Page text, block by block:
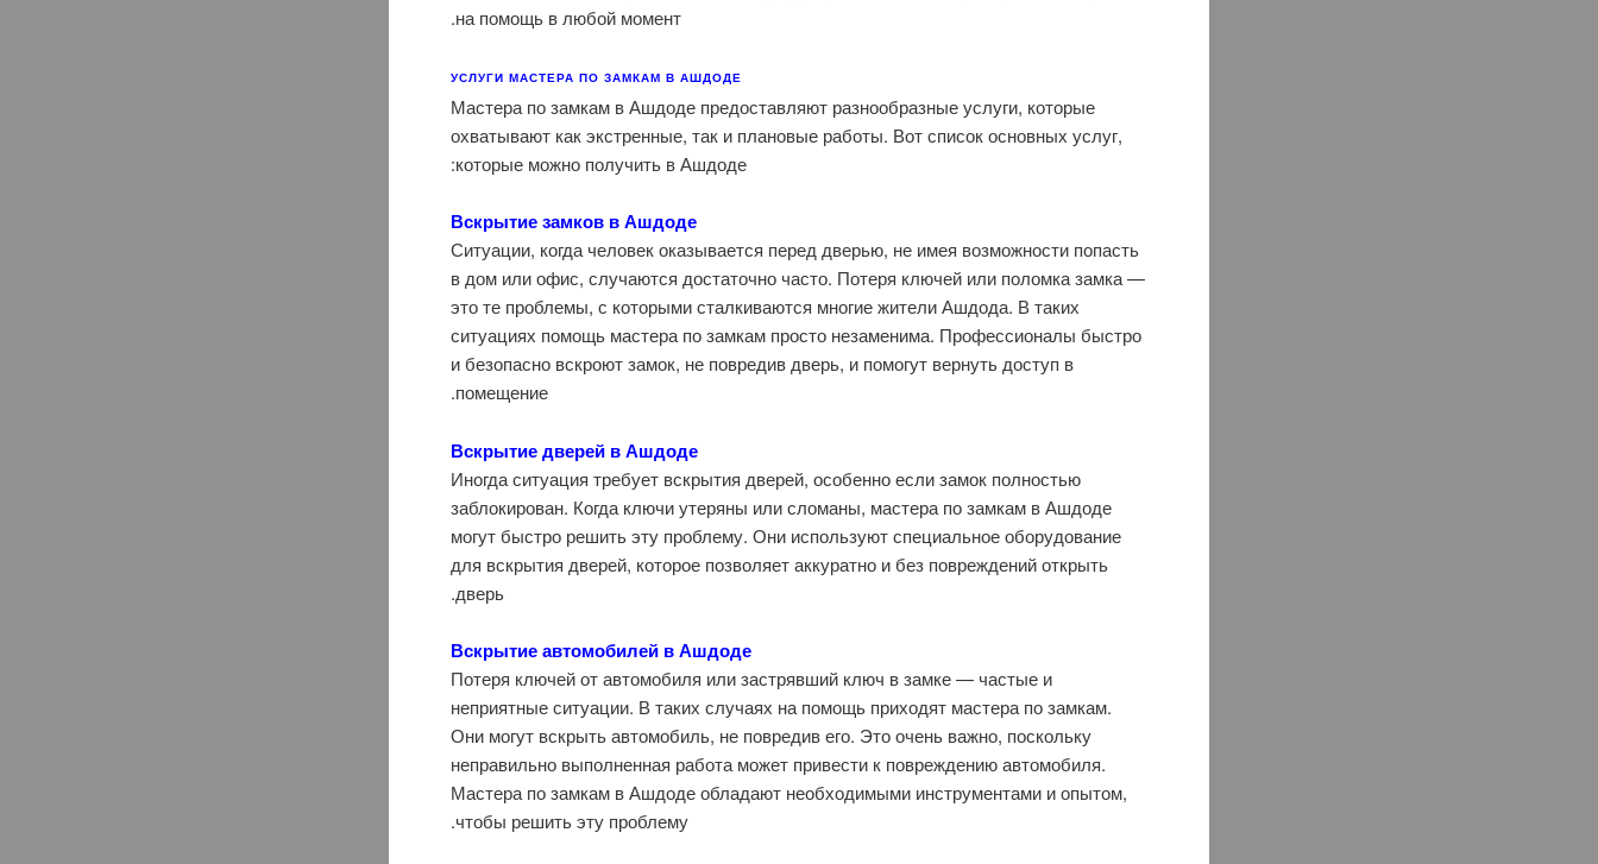
на помощь в любой момент.
УСЛУГИ МАСТЕРА ПО ЗАМКАМ В АШДОДЕ
Мастера по замкам в Ашдоде предоставляют разнообразные услуги, которые
охватывают как экстренные, так и плановые работы. Вот список основных услуг,
которые можно получить в Ашдоде:
Вскрытие замков в Ашдоде
Ситуации, когда человек оказывается перед дверью, не имея возможности попасть
в дом или офис, случаются достаточно часто. Потеря ключей или поломка замка —
это те проблемы, с которыми сталкиваются многие жители Ашдода. В таких
ситуациях помощь мастера по замкам просто незаменима. Профессионалы быстро
и безопасно вскроют замок, не повредив дверь, и помогут вернуть доступ в
помещение.
Вскрытие дверей в Ашдоде
Иногда ситуация требует вскрытия дверей, особенно если замок полностью
заблокирован. Когда ключи утеряны или сломаны, мастера по замкам в Ашдоде
могут быстро решить эту проблему. Они используют специальное оборудование
для вскрытия дверей, которое позволяет аккуратно и без повреждений открыть
дверь.
Вскрытие автомобилей в Ашдоде
Потеря ключей от автомобиля или застрявший ключ в замке — частые и
неприятные ситуации. В таких случаях на помощь приходят мастера по замкам.
Они могут вскрыть автомобиль, не повредив его. Это очень важно, поскольку
неправильно выполненная работа может привести к повреждению автомобиля.
Мастера по замкам в Ашдоде обладают необходимыми инструментами и опытом,
чтобы решить эту проблему.